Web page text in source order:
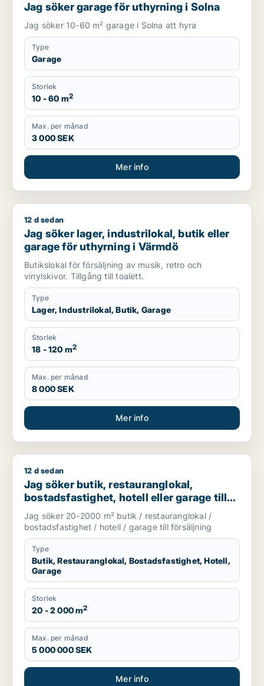
Jag söker garage för uthyrning i Solna
Jag söker 10-60 m² garage i Solna att hyra
Type
Garage
Storlek
10 - 60 m2
Max. per månad
3 000 SEK
Mer info
Jag söker lager, industrilokal, butik eller garage för
12 d sedan
Jag söker lager, industrilokal, butik eller
garage för uthyrning i Värmdö
Butikslokal för försäljning av musik, retro och
vinylskivor. Tillgång till toalett.
Type
Lager, Industrilokal, Butik, Garage
Storlek
18 - 120 m2
Max. per månad
8 000 SEK
Mer info
Jag söker butik, restauranglokal, bostadsfastighet, hotell
12 d sedan
Jag söker butik, restauranglokal,
bostadsfastighet, hotell eller garage till
salu i Stockholms län
Jag söker 20-2000 m² butik / restauranglokal /
bostadsfastighet / hotell / garage till försäljning
Type
Butik, Restauranglokal, Bostadsfastighet, Hotell,
Garage
Storlek
20 - 2 000 m2
Max. per månad
5 000 000 SEK
Mer info